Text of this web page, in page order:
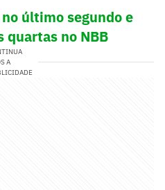
último segundo e
quartas no NBB
A